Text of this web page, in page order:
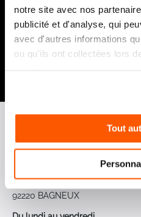
notre site avec nos
publicité et d'analyse, qui
avec d'autres informations
ou qu'ils ont collectées lors
Tout
Inscription
notre
lettre
d’information
92220 BAGNEUX